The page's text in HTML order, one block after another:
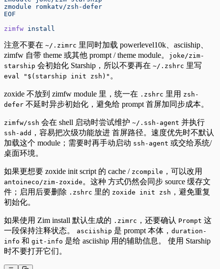
zmodule romkatv/zsh-defer
EOF
zimfw install
注意不要在 ~/.zimrc 里同时加载 powerlevel10k、asciiship、
zimfw 自带 theme 或其他 prompt / theme module。
joke/zim-
starship 会初始化 Starship，所以不要再在 ~/.zshrc 里写
eval "$(starship init zsh)" 。
zoxide 不放到 zimfw module 里，统一在 .zshrc 里用 zsh-
defer 不延时异步初始化，避免给 prompt 首屏加同步成本。
zimfw/ssh 会在 shell 启动时尝试维护 ~/.ssh-agent 并执行
ssh-add ，容易把次级功能放进 首屏路径。速度优先时不默认
加载这个 module；需要时再手动启动 ssh-agent 或交给系统/
桌面环境。
如果更想要 zoxide init script 的 cache / zcompile ，可以改用
antoineco/zim-zoxide 。这种 方式仍然会同步 source 缓存文
件；启用后要删除 .zshrc 里的 zoxide init zsh ，避免重复
初始化。
如果使用 Zim install 默认生成的 .zimrc ，还要确认 Prompt 这
一段保持注释状态。
asciiship 是 prompt 本体， duration-
info 和 git-info 是给 asciiship 用的辅助信息。 使用 Starship
时不要打开它们。